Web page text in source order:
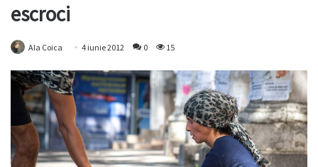
escroci
Ala Coica 4 iunie 2012 0 15